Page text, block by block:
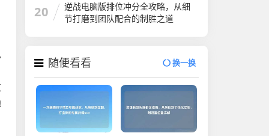
20
逆战电脑版排位冲分全攻略，从细
节打磨到团队配合的制胜之道
随便看看 换一换